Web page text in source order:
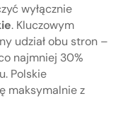
wyłącznie
. Kluczowym
udział obu stron –
najmniej 30%
Polskie
maksymalnie z